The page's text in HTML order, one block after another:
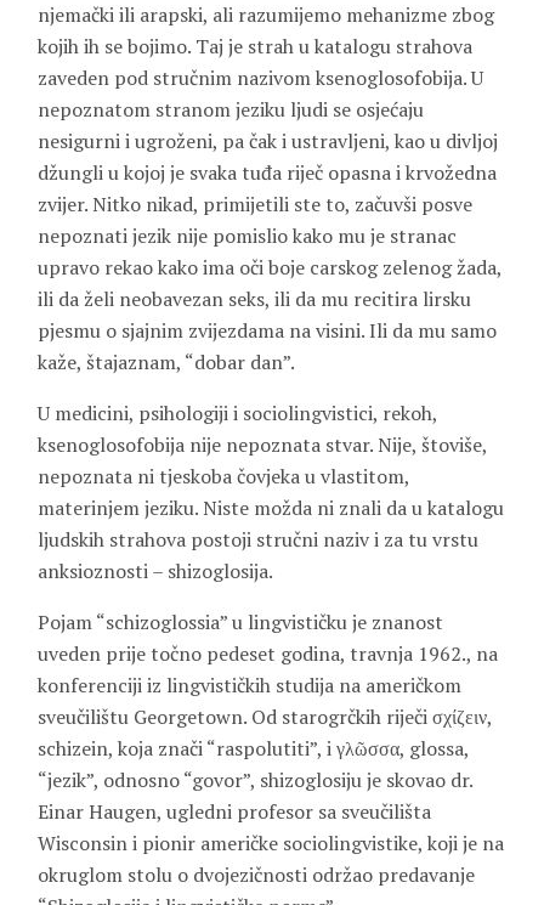
njemački ili arapski, ali razumijemo mehanizme zbog
kojih ih se bojimo. Taj je strah u katalogu strahova
zaveden pod stručnim nazivom ksenoglosofobija. U
nepoznatom stranom jeziku ljudi se osjećaju
nesigurni i ugroženi, pa čak i ustravljeni, kao u divljoj
džungli u kojoj je svaka tuđa riječ opasna i krvožedna
zvijer. Nitko nikad, primijetili ste to, začuvši posve
nepoznati jezik nije pomislio kako mu je stranac
upravo rekao kako ima oči boje carskog zelenog žada,
ili da želi neobavezan seks, ili da mu recitira lirsku
pjesmu o sjajnim zvijezdama na visini. Ili da mu samo
kaže, štajaznam, “dobar dan”.
U medicini, psihologiji i sociolingvistici, rekoh,
ksenoglosofobija nije nepoznata stvar. Nije, štoviše,
nepoznata ni tjeskoba čovjeka u vlastitom,
materinjem jeziku. Niste možda ni znali da u katalogu
ljudskih strahova postoji stručni naziv i za tu vrstu
anksioznosti – shizoglosija.
Pojam “schizoglossia” u lingvističku je znanost
uveden prije točno pedeset godina, travnja 1962., na
konferenciji iz lingvističkih studija na američkom
sveučilištu Georgetown. Od starogrčkih riječi σχίζειν,
schizein, koja znači “raspolutiti”, i γλῶσσα, glossa,
“jezik”, odnosno “govor”, shizoglosiju je skovao dr.
EinarHaugen, ugledni profesor sa sveučilišta
Wisconsin i pionir američke sociolingvistike, koji je na
okruglom stolu o dvojezičnosti održao predavanje